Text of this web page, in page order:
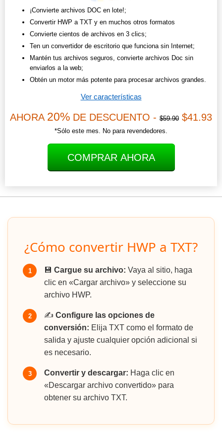
¡Convierte archivos DOC en lote!;
Convertir HWP a TXT y en muchos otros formatos
Convierte cientos de archivos en 3 clics;
Ten un convertidor de escritorio que funciona sin Internet;
Mantén tus archivos seguros, convierte archivos Doc sin
enviarlos a la web;
Obtén un motor más potente para procesar archivos grandes.
Ver características
AHORA 20% DE DESCUENTO - $59.90 $41.93
*Sólo este mes. No para revendedores.
COMPRAR AHORA
¿Cómo convertir HWP a TXT?
1 💾 Cargue su archivo: Vaya al sitio, haga
clic en «Cargar archivo» y seleccione su
archivo HWP.
2 ✍️ Configure las opciones de
conversión: Elija TXT como el formato de
salida y ajuste cualquier opción adicional si
es necesario.
3 Convertir y descargar: Haga clic en
«Descargar archivo convertido» para
obtener su archivo TXT.